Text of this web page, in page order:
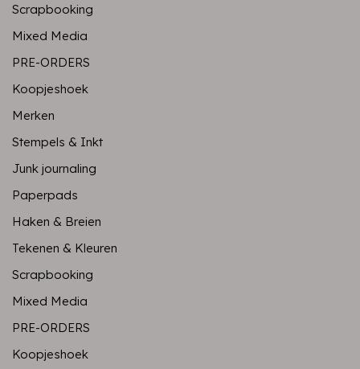
Scrapbooking
Mixed Media
PRE-ORDERS
Koopjeshoek
Merken
Stempels & Inkt
Junk journaling
Paperpads
Haken & Breien
Tekenen & Kleuren
Scrapbooking
Mixed Media
PRE-ORDERS
Koopjeshoek